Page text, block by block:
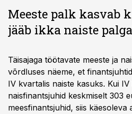
Meeste palk kasvab
jääb ikka naiste
Täisajaga töötavate meeste ja
võrdluses näeme, et
IV kvartalis naiste kasuks. Kui
naisfinantsjuhid keskmiselt 303
meesfinantsjuhid, siis käesoleva